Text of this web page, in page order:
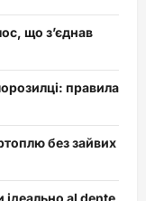
що з’єднав
правила
без зайвих